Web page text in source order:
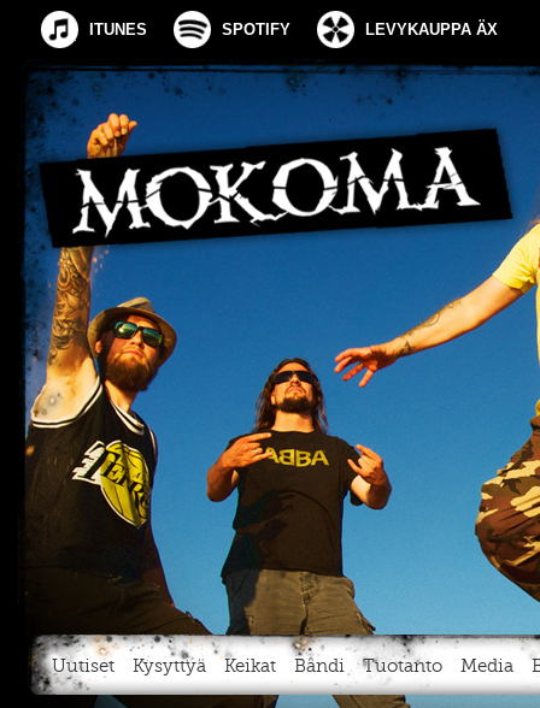
ITUNES SPOTIFY LEVYKAUPPA ÄX
Uutiset Kysyttyä Keikat Bändi Tuotanto Media